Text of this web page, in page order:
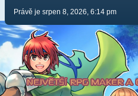
Právě je srpen 8, 2026, 6:14 pm